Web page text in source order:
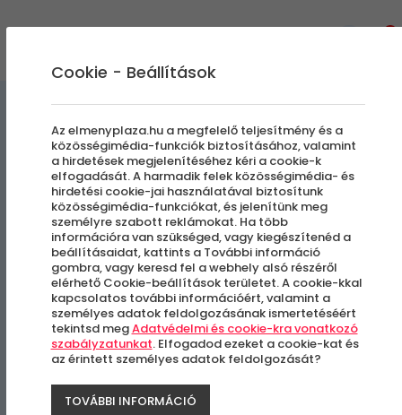
Born to drive a Subaru
Impreza
Cookie - Beállítások
Az elmenyplaza.hu a megfelelő teljesítmény és a
közösségimédia-funkciók biztosításához, valamint
a hirdetések megjelenítéséhez kéri a cookie-k
elfogadását. A harmadik felek közösségimédia- és
hirdetési cookie-jai használatával biztosítunk
közösségimédia-funkciókat, és jelenítünk meg
személyre szabott reklámokat. Ha több
információra van szükséged, vagy kiegészítenéd a
beállításaidat, kattints a További információ
gombra, vagy keresd fel a webhely alsó részéről
elérhető Cookie-beállítások területet. A cookie-kkal
kapcsolatos további információért, valamint a
személyes adatok feldolgozásának ismertetéséért
tekintsd megAdatvédelmi és cookie-kra vonatkozó
szabályzatunkat. Elfogadod ezeket a cookie-kat és
az érintett személyes adatok feldolgozását?
TOVÁBBI INFORMÁCIÓ